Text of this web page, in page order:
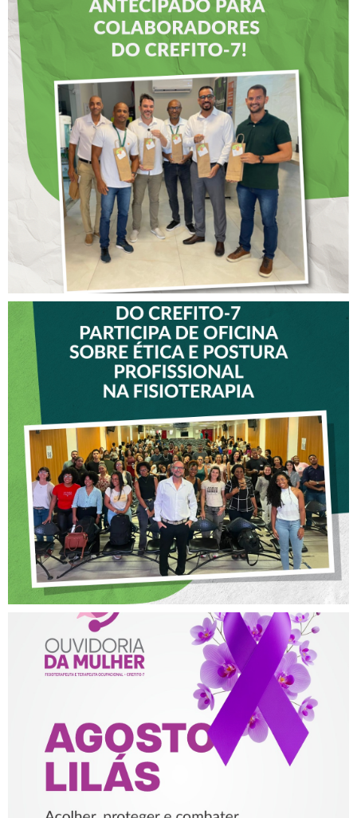
DIA DOS PAIS É
ANTECIPADO PARA
COLABORADORES DO
CREFITO-7
VICE-PRESIDENTE DO
CREFITO-7 PARTICIPA DE
OFICINA SOBRE ÉTICA E
POSTURA PROFISSIONAL
NA FISIOTERAPIA
AGOSTO LILÁS – ACOLHER,
PROTEGER E COMBATER A
VIOLÊNCIA CONTRA A
MULHER